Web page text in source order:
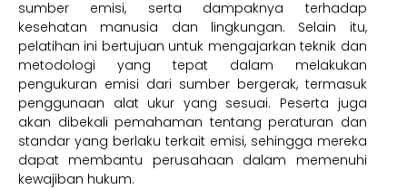
sumber emisi, serta dampaknya terhadap
kesehatan manusia dan lingkungan. Selain itu,
pelatihan ini bertujuan untuk mengajarkan teknik dan
metodologi yang tepat dalam melakukan
pengukuran emisi dari sumber bergerak, termasuk
penggunaan alat ukur yang sesuai. Peserta juga
akan dibekali pemahaman tentang peraturan dan
standar yang berlaku terkait emisi, sehingga mereka
dapat membantu perusahaan dalam memenuhi
kewajiban hukum.